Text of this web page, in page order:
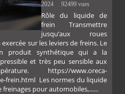
2024
92499 vues
Rôle du liquide de
frein Transmettre
jusqu’aux roues
sur les leviers de freins. Le
produit synthétique qui a la
et très peu sensible aux
https://www.oreca-
frein.html Les normes du liquide
freinages pour automobiles,......